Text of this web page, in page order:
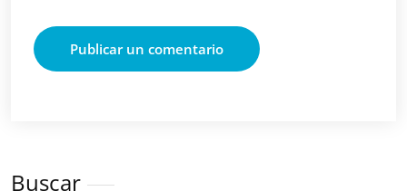
Buscar